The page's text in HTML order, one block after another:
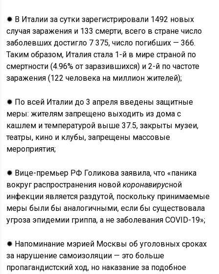
✹ В Италии за сутки зарегистрировали 1492 новых
случая заражения и 133 смерти, всего в стране число
заболевших достигло 7 375, число погибших — 366.
Таким образом, Италия стала 1-й в мире страной по
смертности (4.96% от заразившихся) и 2-й по частоте
заражения (122 человека на миллион жителей);
✹ По всей Италии до 3 апреля введены защитные
меры: жителям запрещено выходить из дома с
кашлем и температурой выше 37.5, закрыты музеи,
театры, кино и клубы, запрещены массовые
мероприятия;
✹ Вице-премьер РФ Голикова заявила, что «паника
вокруг распространения новойкоронавирусной
инфекции является раздутой, поскольку принимаемые
меры были бы аналогичными, если бы существовала
угроза эпидемии гриппа, а не заболевания COVID-19»;
✹ Напоминание мэрией Москвы об уголовных сроках
за нарушение самоизоляции — это больше
пропагандистский ход, но наказание за подобное